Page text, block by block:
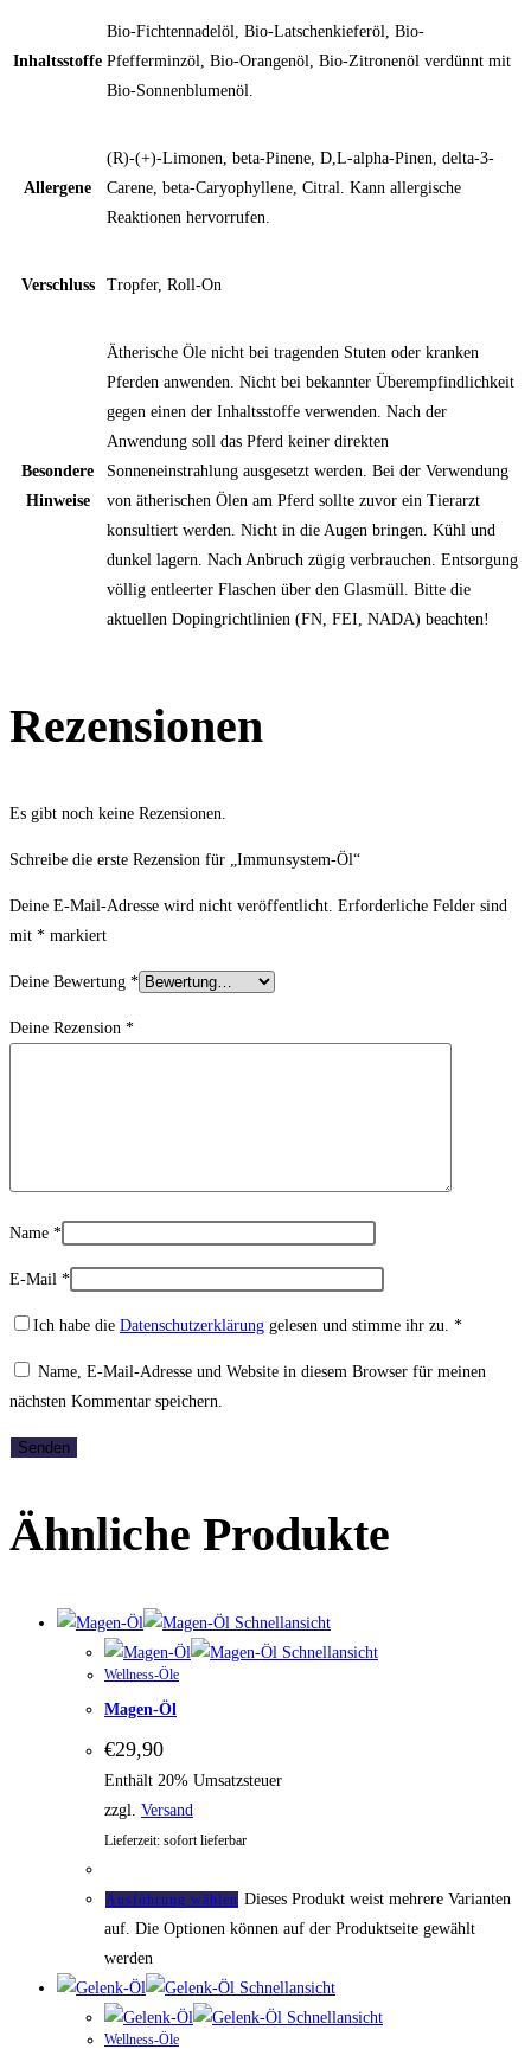
Inhaltsstoffe
Bio-Fichtennadelöl, Bio-Latschenkieferöl, Bio-
Pfefferminzöl, Bio-Orangenöl, Bio-Zitronenöl verdünnt mit
Bio-Sonnenblumenöl.
Allergene
(R)-(+)-Limonen, beta-Pinene, D,L-alpha-Pinen, delta-3-
Carene, beta-Caryophyllene, Citral. Kann allergische
Reaktionen hervorrufen.
Verschluss Tropfer, Roll-On
Besondere
Hinweise
Ätherische Öle nicht bei tragenden Stuten oder kranken
Pferden anwenden. Nicht bei bekannter Überempfindlichkeit
gegen einen der Inhaltsstoffe verwenden. Nach der
Anwendung soll das Pferd keiner direkten
Sonneneinstrahlung ausgesetzt werden. Bei der Verwendung
von ätherischen Ölen am Pferd sollte zuvor ein Tierarzt
konsultiert werden. Nicht in die Augen bringen. Kühl und
dunkel lagern. Nach Anbruch zügig verbrauchen. Entsorgung
völlig entleerter Flaschen über den Glasmüll. Bitte die
aktuellen Dopingrichtlinien (FN, FEI, NADA) beachten!
Rezensionen
Es gibt noch keine Rezensionen.
Schreibe die erste Rezension für „Immunsystem-Öl“
Deine E-Mail-Adresse wird nicht veröffentlicht. Erforderliche Felder sind
mit * markiert
Deine Bewertung *
Deine Rezension *
Name *
E-Mail *
Ich habe die Datenschutzerklärung gelesen und stimme ihr zu. *
Name, E-Mail-Adresse und Website in diesem Browser für meinen
nächsten Kommentar speichern.
Ähnliche Produkte
Schnellansicht
Schnellansicht
Wellness-Öle
Magen-Öl
€29,90
Enthält 20% Umsatzsteuer
zzgl. Versand
Lieferzeit: sofort lieferbar
Ausführung wählen Dieses Produkt weist mehrere Varianten
auf. Die Optionen können auf der Produktseite gewählt
werden
Schnellansicht
Schnellansicht
Wellness-Öle